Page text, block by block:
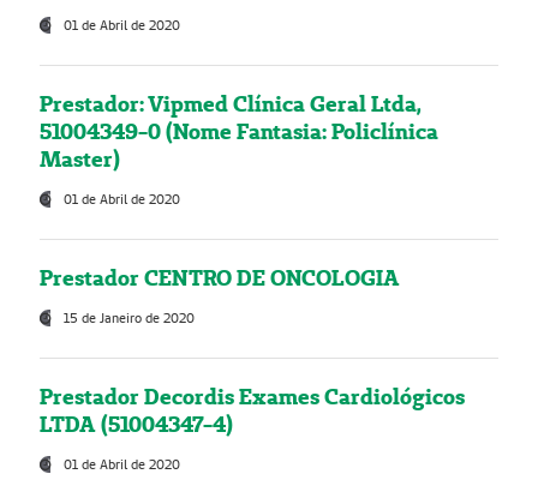
01 de Abril de 2020
Prestador: Vipmed Clínica Geral Ltda,
51004349-0 (Nome Fantasia: Policlínica
Master)
01 de Abril de 2020
Prestador CENTRO DE ONCOLOGIA
15 de Janeiro de 2020
Prestador Decordis Exames Cardiológicos
LTDA (51004347-4)
01 de Abril de 2020